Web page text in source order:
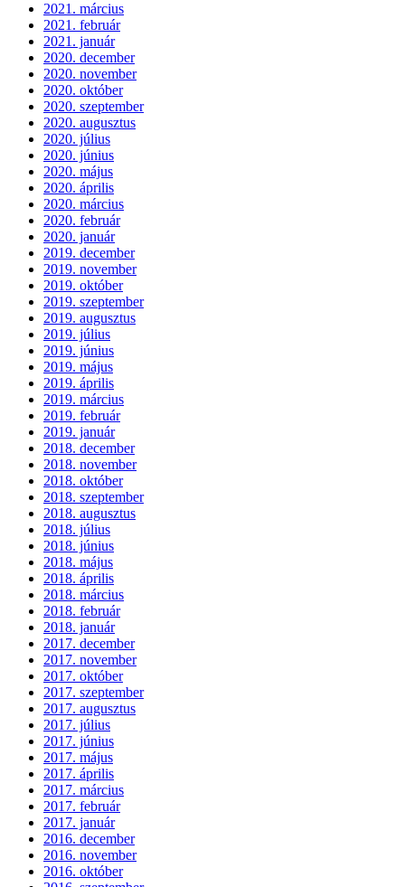
2021. március
2021. február
2021. január
2020. december
2020. november
2020. október
2020. szeptember
2020. augusztus
2020. július
2020. június
2020. május
2020. április
2020. március
2020. február
2020. január
2019. december
2019. november
2019. október
2019. szeptember
2019. augusztus
2019. július
2019. június
2019. május
2019. április
2019. március
2019. február
2019. január
2018. december
2018. november
2018. október
2018. szeptember
2018. augusztus
2018. július
2018. június
2018. május
2018. április
2018. március
2018. február
2018. január
2017. december
2017. november
2017. október
2017. szeptember
2017. augusztus
2017. július
2017. június
2017. május
2017. április
2017. március
2017. február
2017. január
2016. december
2016. november
2016. október